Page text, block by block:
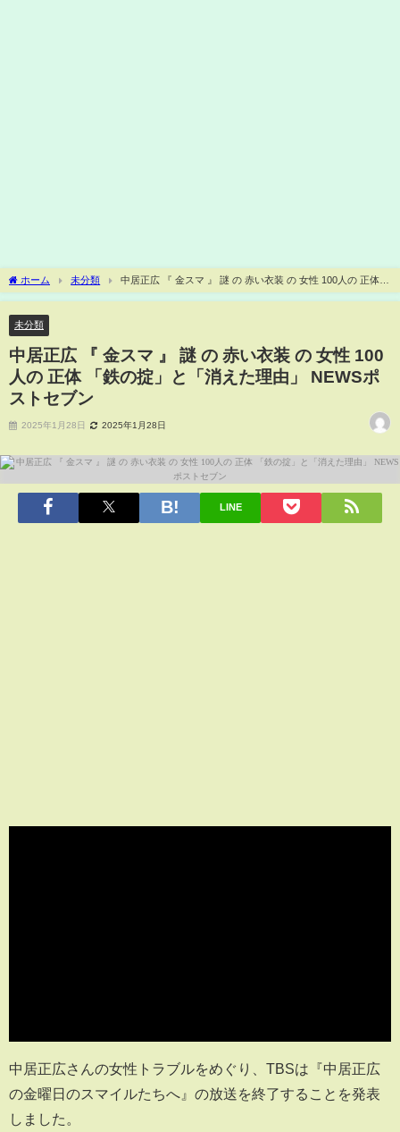
ホーム 未分類
中居正広 『 金スマ 』 謎 の 赤い衣装 の 女性 100人の 正体
「鉄の掟」と「消えた理由」 NEWSポストセブン
未分類
中居正広 『 金スマ 』 謎 の 赤い衣装 の 女性 100
人の 正体 「鉄の掟」と「消えた理由」 NEWSポ
ストセブン
2025年1月28日 2025年1月28日
LINE
中居正広さんの女性トラブルをめぐり、TBSは『中居正広
の金曜日のスマイルたちへ』の放送を終了することを発表
しました。